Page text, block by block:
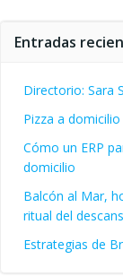
Entradas
Directorio: Sara
Pizza a
Cómo un ERP
domicilio
Balcón al Mar,
ritual del
Estrategias de